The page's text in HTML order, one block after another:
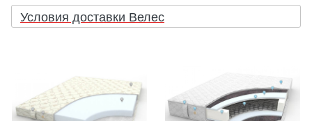
Условия доставки Велес